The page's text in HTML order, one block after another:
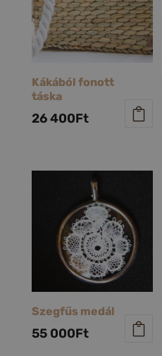
Kákából fonott
táska
26 400Ft
Szegfűs medál
55 000Ft